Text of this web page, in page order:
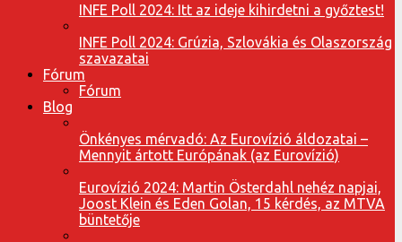
INFE Poll 2024: Itt az ideje kihirdetni a győztest!
INFE Poll 2024: Grúzia, Szlovákia és Olaszország
szavazatai
Fórum
Fórum
Blog
Önkényes mérvadó: Az Eurovízió áldozatai –
Mennyit ártott Európának (az Eurovízió)
Eurovízió 2024: Martin Österdahl nehéz napjai,
Joost Klein és Eden Golan, 15 kérdés, az MTVA
büntetője